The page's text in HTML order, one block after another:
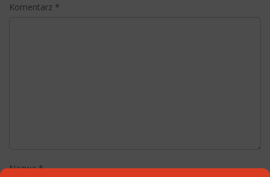
Komentarz *
Nazwa*